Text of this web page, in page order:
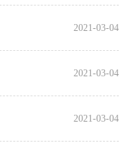
2021-03-04
2021-03-04
2021-03-04